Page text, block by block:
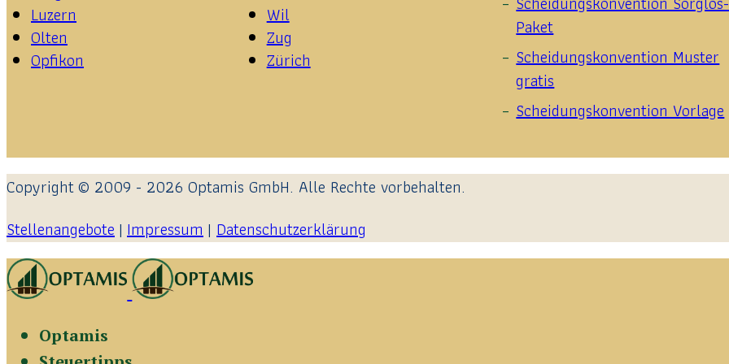
Luzern
Olten
Opfikon
Wil
Zug
Zürich
Paket
Scheidungskonvention Muster
gratis
Scheidungskonvention Vorlage
Copyright © 2009 - 2026 Optamis GmbH. Alle Rechte vorbehalten.
Stellenangebote| Impressum| Datenschutzerklärung
Optamis